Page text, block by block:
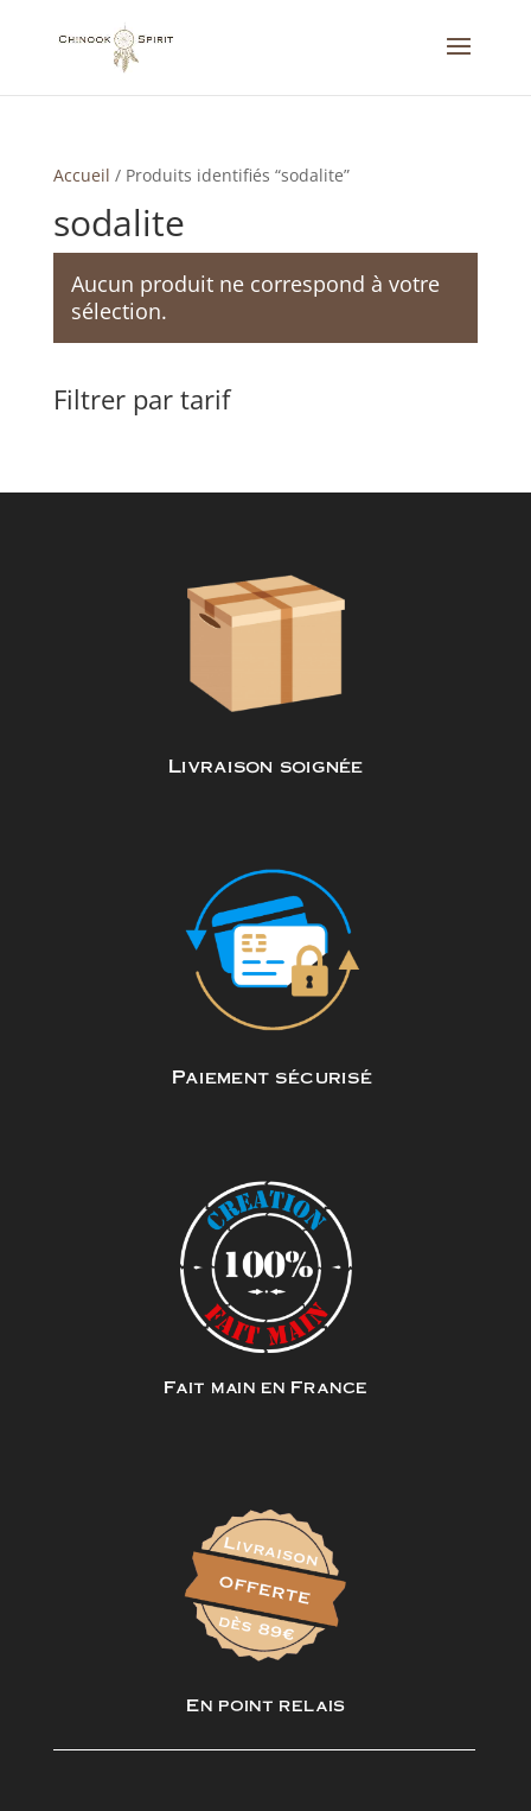
Accueil / Produits identifiés “sodalite”
sodalite
Aucun produit ne correspond à votre
sélection.
Filtrer par tarif
Livraison soignée
Paiement sécurisé
Fait main en France
En point relais